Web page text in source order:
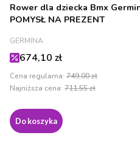
Rower dla dziecka Bmx
POMYSŁ NA PREZENT
PRODUCENT
GERMINA
Cena promocyjna
674,10 zł
Cena regularna: 749,00 zł
Najniższa cena: 711,55 zł
Do koszyka